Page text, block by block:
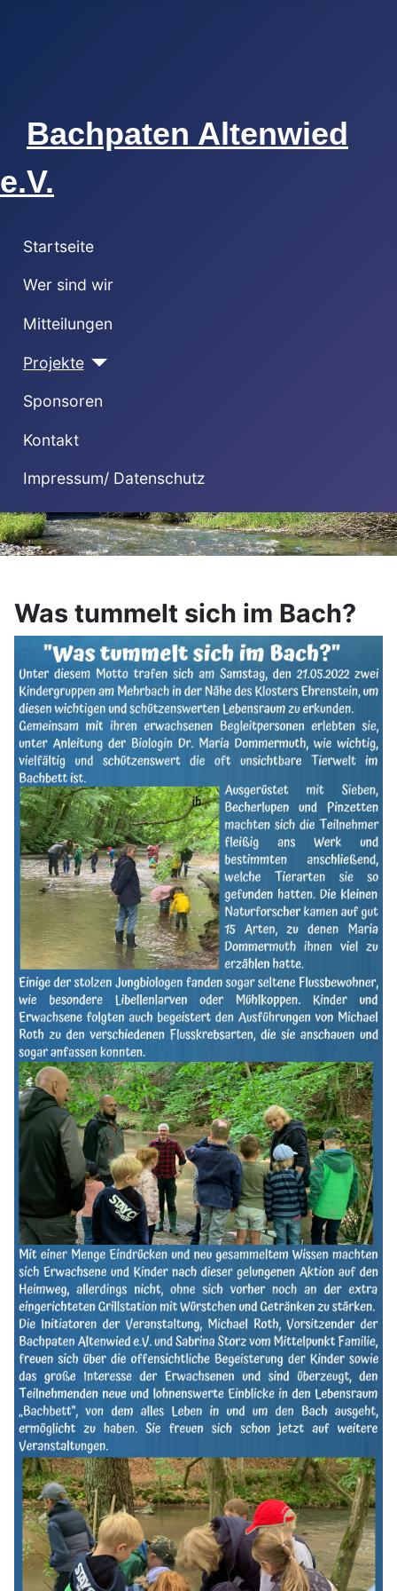
Bachpaten Altenwied
e.V.
Startseite
Wer sind wir
Mitteilungen
Projekte
Sponsoren
Kontakt
Impressum/ Datenschutz
Was tummelt sich im Bach?